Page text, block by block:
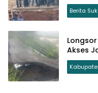
Berita
Akses